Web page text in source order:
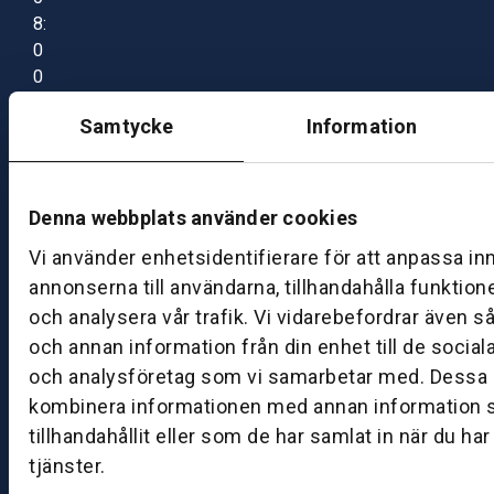
Samtycke Information
Denna webbplats använder cookies
Vi använder enhetsidentifierare för att anpassa
annonserna till användarna, tillhandahålla
och analysera vår trafik. Vi vidarebefordrar även
och annan information från din enhet till de
och analysföretag som vi samarbetar med. Dessa
kombinera informationen med annan information
tillhandahållit eller som de har samlat in när du
tjänster.
8:
0
0
7:
0
B
S
k
ö
v
d